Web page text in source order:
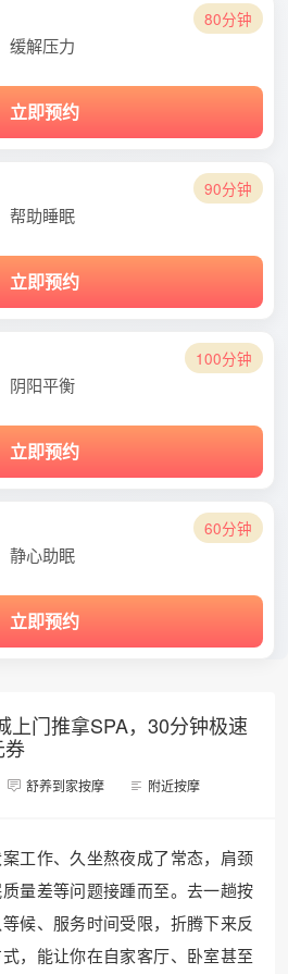
80分钟
缓解压力
立即预约
90分钟
帮助睡眠
立即预约
100分钟
阴阳平衡
立即预约
60分钟
静心助眠
立即预约
上门推拿SPA，30分钟极速
券
舒养到家按摩 附近按摩
工作、久坐熬夜成了常态，肩颈
量差等问题接踵而至。去一趟按
候、服务时间受限，折腾下来反
，能让你在自家客厅、卧室甚至